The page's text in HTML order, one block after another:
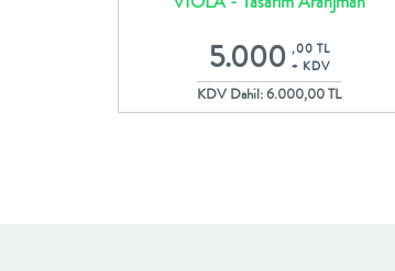
5.000 ,00 TL
+ KDV
KDV Dahil: 6.000,00 TL